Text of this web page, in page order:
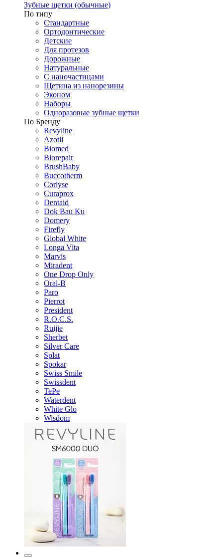
Зубные щетки (обычные)
По типу
Стандартные
Ортодонтические
Детские
Для протезов
Дорожные
Натуральные
С наночастицами
Щетина из нанорезины
Эконом
Наборы
Одноразовые зубные щетки
По Бренду
Revyline
Azotii
Biomed
Biorepair
BrushBaby
Buccotherm
Corlyse
Curaprox
Dentaid
Dok Bau Ku
Domery
Firefly
Global White
Longa Vita
Marvis
Miradent
One Drop Only
Oral-B
Paro
Pierrot
President
R.O.C.S.
Ruijie
Sherbet
Silver Care
Splat
Spokar
Swiss Smile
Swissdent
TePe
Waterdent
White Glo
Wisdom